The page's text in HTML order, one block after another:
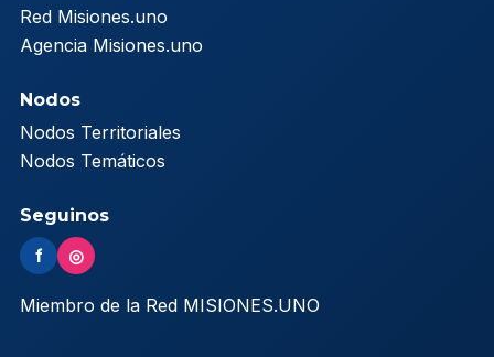
Red Misiones.uno
Agencia Misiones.uno
Nodos
Nodos Territoriales
Nodos Temáticos
Seguinos
f ◎
Miembro de la Red MISIONES.UNO